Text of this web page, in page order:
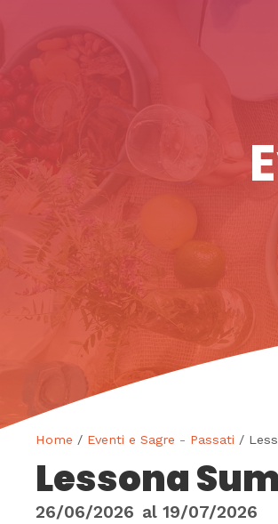
Home / Eventi e Sagre - Passati /
Lessona
26/06/2026 al 19/07/2026